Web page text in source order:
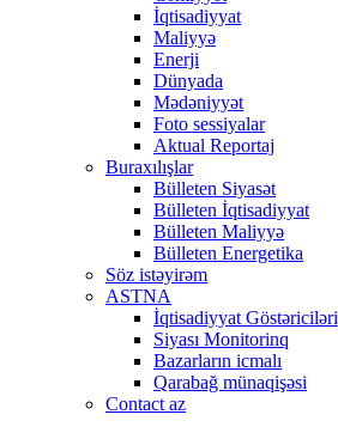
İqtisadiyyat
Maliyyə
Enerji
Dünyada
Mədəniyyət
Foto sessiyalar
Aktual Reportaj
Buraxılışlar
Bülleten Siyasət
Bülleten İqtisadiyyat
Bülleten Maliyyə
Bülleten Energetika
Söz istəyirəm
ASTNA
İqtisadiyyat Göstəriciləri
Siyası Monitorinq
Bazarların icmalı
Qarabağ münaqişəsi
Contact az